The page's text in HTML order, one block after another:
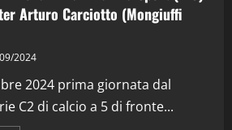
Arturo Carciotto (Mongiuffi
2024
2024 prima giornata dal
C2 di calcio a 5 di fronte...
in Podcast: 29^ Puntata
28 Aprile 2026)
28/04/2026